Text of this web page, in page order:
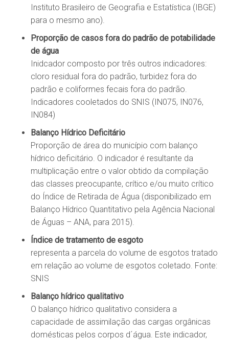
Instituto Brasileiro de Geografia e Estatística (IBGE)
para o mesmo ano).
Proporção de casos fora do padrão de potabilidade
de água
Inidcador composto por três outros indicadores:
cloro residual fora do padrão, turbidez fora do
padrão e coliformes fecais fora do padrão.
Indicadores cooletados do SNIS (IN075, IN076,
IN084)
Balanço Hídrico Deficitário
Proporção de área do município com balanço
hídrico deficitário. O indicador é resultante da
multiplicação entre o valor obtido da compilação
das classes preocupante, crítico e/ou muito crítico
do Índice de Retirada de Água (disponibilizado em
Balanço Hídrico Quantitativo pela Agência Nacional
de Águas – ANA, para 2015).
Índice de tratamento de esgoto
representa a parcela do volume de esgotos tratado
em relação ao volume de esgotos coletado. Fonte:
SNIS
Balanço hídrico qualitativo
O balanço hídrico qualitativo considera a
capacidade de assimilação das cargas orgânicas
domésticas pelos corpos d´água. Este indicador,